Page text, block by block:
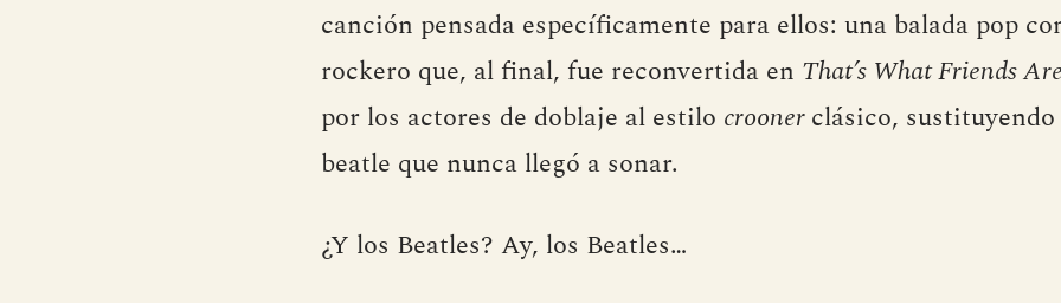
canción pensada específicamente para ellos: una balada pop
rockero que, al final, fue reconvertida en That’s What Friends
por los actores de doblaje al estilo croonerclásico,
beatle que nunca llegó a sonar.
¿Y los Beatles? Ay, los Beatles…